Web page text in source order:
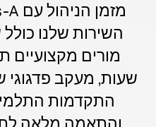
השירות שלנו כולל
שעות, מעקב פדגוגי
התקדמות